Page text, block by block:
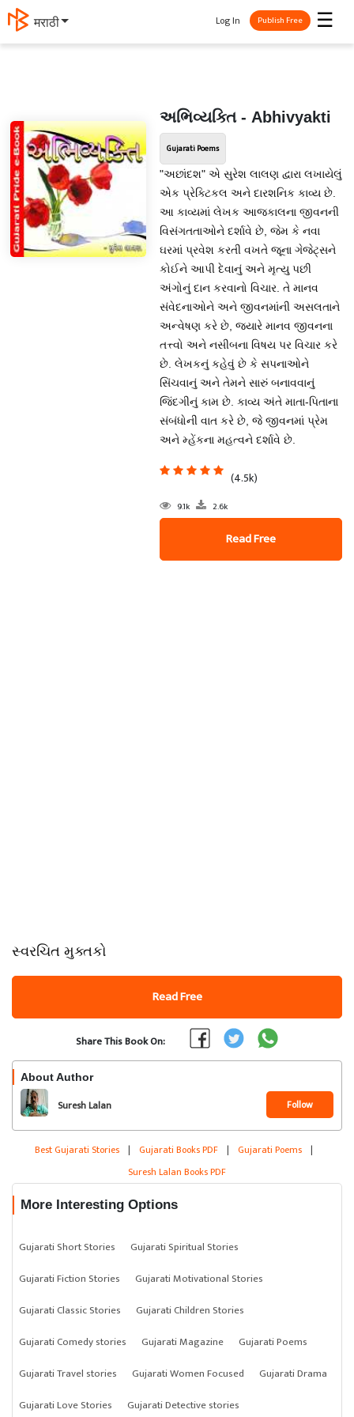
मराठी ☰
Log In Publish Free
અભિવ્યક્તિ - Abhivyakti
Gujarati Poems
"અછાંદશ" એ સુરેશ લાલણ દ્વારા લખાયેલું
એક પ્રેક્ટિકલ અને દારશનિક કાવ્ય છે.
આ કાવ્યમાં લેખક આજકાલના જીવનની
વિસંગતતાઓને દર્શાવે છે, જેમ કે નવા
ઘરમાં પ્રવેશ કરતી વખતે જૂના ગેજેટ્સને
કોઈને આપી દેવાનું અને મૃત્યુ પછી
અંગોનું દાન કરવાનો વિચાર. તે માનવ
સંવેદનાઓને અને જીવનમાંની અસલતાને
અન્વેષણ કરે છે, જ્યારે માનવ જીવનના
તત્ત્વો અને નસીબના વિષય પર વિચાર કરે
છે. લેખકનું કહેવું છે કે સપનાઓને
સિંચવાનું અને તેમને સારું બનાવવાનું
જિંદગીનું કામ છે. કાવ્ય અંતે માતા-પિતાના
સંબંધોની વાત કરે છે, જે જીવનમાં પ્રેમ
અને મ્હેંકના મહત્વને દર્શાવે છે.
(4.5k)
9.1k 2.6k
Read Free
સ્વરચિત મુક્તકો
Read Free
Share This Book On:
About Author
Suresh Lalan Follow
Best Gujarati Stories | Gujarati Books PDF | Gujarati Poems |
Suresh Lalan Books PDF
More Interesting Options
Gujarati Short Stories
Gujarati Spiritual Stories
Gujarati Fiction Stories
Gujarati Motivational Stories
Gujarati Classic Stories
Gujarati Children Stories
Gujarati Comedy stories
Gujarati Magazine
Gujarati Poems
Gujarati Travel stories
Gujarati Women Focused
Gujarati Drama
Gujarati Love Stories
Gujarati Detective stories